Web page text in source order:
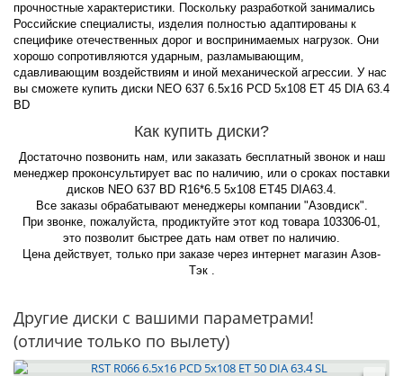
прочностные характеристики. Поскольку разработкой занимались
Российские специалисты, изделия полностью адаптированы к
специфике отечественных дорог и воспринимаемых нагрузок. Они
хорошо сопротивляются ударным, разламывающим,
сдавливающим воздействиям и иной механической агрессии. У нас
вы сможете купить диски NEO 637 6.5x16 PCD 5x108 ET 45 DIA 63.4
BD
Как купить диски?
Достаточно позвонить нам, или заказать бесплатный звонок и наш
менеджер проконсультирует вас по наличию, или о сроках поставки
дисков NEO 637 BD R16*6.5 5x108 ET45 DIA63.4.
Все заказы обрабатывают менеджеры компании "Азовдиск".
При звонке, пожалуйста, продиктуйте этот код товара 103306-01,
это позволит быстрее дать нам ответ по наличию.
Цена действует, только при заказе через интернет магазин Азов-
Тэк .
Другие диски с вашими параметрами!
(отличие только по вылету)